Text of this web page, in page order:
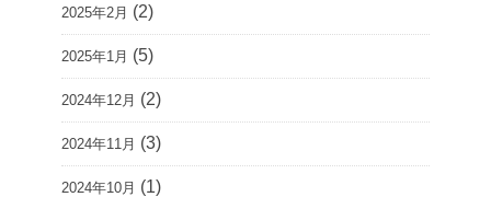
2025年2月 (2)
2025年1月 (5)
2024年12月 (2)
2024年11月 (3)
2024年10月 (1)